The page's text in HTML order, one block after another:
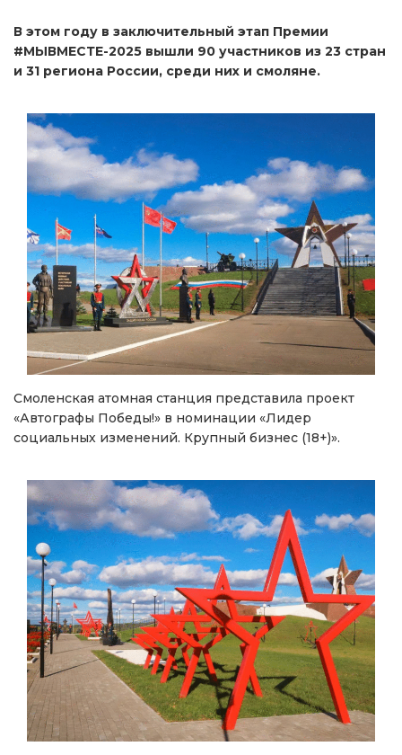
В этом году в заключительный этап Премии
#МЫВМЕСТЕ-2025 вышли 90 участников из 23 стран
и 31 региона России, среди них и смоляне.
Смоленская атомная станция представила проект
«Автографы Победы!» в номинации «Лидер
социальных изменений. Крупный бизнес (18+)».